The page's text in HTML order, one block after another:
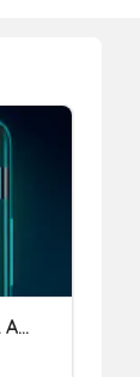
PARTICIPA Y GANA CON TCL & ALCATEL